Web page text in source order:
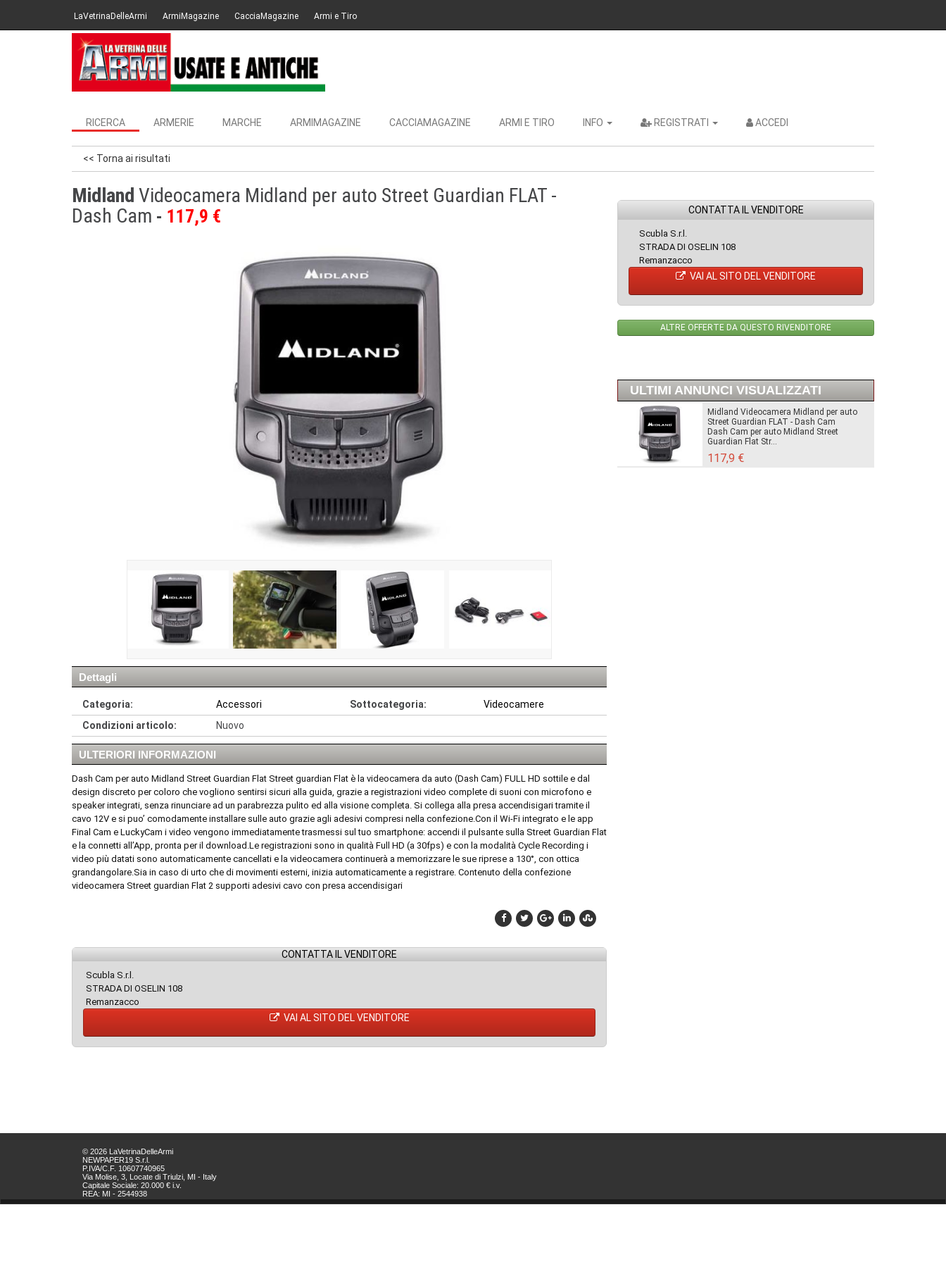
LaVetrinaDelleArmi ArmiMagazine CacciaMagazine Armi e Tiro
RICERCA ARMERIE MARCHE ARMIMAGAZINE CACCIAMAGAZINE ARMI E TIRO INFO REGISTRATI ACCEDI
<< Torna ai risultati
Midland Videocamera Midland per auto Street Guardian FLAT -
Dash Cam
117,9 €
Dettagli
Categoria: Accessori Sottocategoria:
Videocamere
Condizioni articolo:
Nuovo
ULTERIORI INFORMAZIONI
Dash Cam per auto Midland Street Guardian Flat Street guardian Flat è la videocamera da auto (Dash Cam) FULL HD sottile e dal
design discreto per coloro che vogliono sentirsi sicuri alla guida, grazie a registrazioni video complete di suoni con microfono e
speaker integrati, senza rinunciare ad un parabrezza pulito ed alla visione completa. Si collega alla presa accendisigari tramite il
cavo 12V e si puo’ comodamente installare sulle auto grazie agli adesivi compresi nella confezione.Con il Wi-Fi integrato e le app
Final Cam e LuckyCam i video vengono immediatamente trasmessi sul tuo smartphone: accendi il pulsante sulla Street Guardian Flat
e la connetti all’App, pronta per il download.Le registrazioni sono in qualità Full HD (a 30fps) e con la modalità Cycle Recording i
video più datati sono automaticamente cancellati e la videocamera continuerà a memorizzare le sue riprese a 130°, con ottica
grandangolare.Sia in caso di urto che di movimenti esterni, inizia automaticamente a registrare. Contenuto della confezione
videocamera Street guardian Flat 2 supporti adesivi cavo con presa accendisigari
CONTATTA IL VENDITORE
Scubla S.r.l.
STRADA DI OSELIN 108
Remanzacco
VAI AL SITO DEL VENDITORE
CONTATTA IL VENDITORE
Scubla S.r.l.
STRADA DI OSELIN 108
Remanzacco
VAI AL SITO DEL VENDITORE
ALTRE OFFERTE DA QUESTO RIVENDITORE
ULTIMI ANNUNCI VISUALIZZATI
Midland Videocamera Midland per auto
Street Guardian FLAT - Dash Cam
Dash Cam per auto Midland Street
Guardian Flat Str...
117,9 €
© 2026 LaVetrinaDelleArmi
NEWPAPER19 S.r.l.
P.IVA/C.F. 10607740965
Via Molise, 3, Locate di Triulzi, MI - Italy
Capitale Sociale: 20.000 € i.v.
REA: MI - 2544938